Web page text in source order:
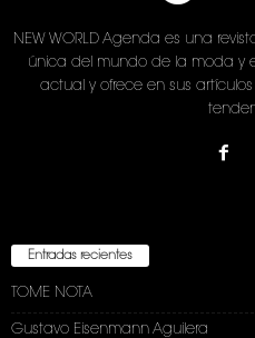
NEW WORLD Agenda es una
única del mundo de la moda y
actual y ofrece en sus
Entradas recientes
TOME NOTA
Gustavo Eisenmann Aguilera